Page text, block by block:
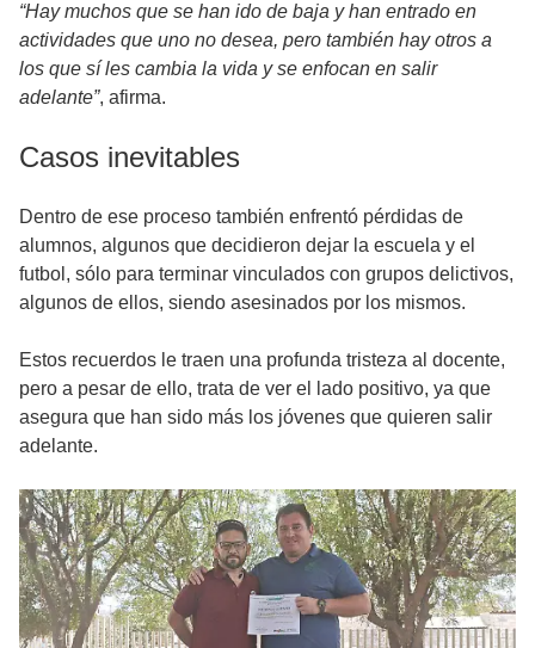
“Hay muchos que se han ido de baja y han entrado en
actividades que uno no desea, pero también hay otros a
los que sí les cambia la vida y se enfocan en salir
adelante”, afirma.
Casos inevitables
Dentro de ese proceso también enfrentó pérdidas de
alumnos, algunos que decidieron dejar la escuela y el
futbol, sólo para terminar vinculados con grupos delictivos,
algunos de ellos, siendo asesinados por los mismos.
Estos recuerdos le traen una profunda tristeza al docente,
pero a pesar de ello, trata de ver el lado positivo, ya que
asegura que han sido más los jóvenes que quieren salir
adelante.